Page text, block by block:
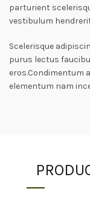
parturient
vestibulum
Scelerisque
purus lectus
eros.Condimentum
elementum nam